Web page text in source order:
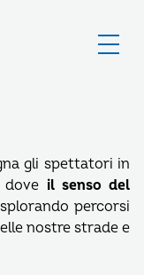
gli spettatori in
dove il senso del
percorsi
nostre strade e